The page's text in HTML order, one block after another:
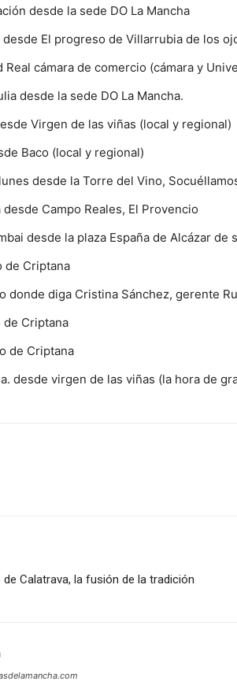
desde la sede DO La Mancha
El progreso de Villarrubia de los
cámara de comercio (cámara y
desde la sede DO La Mancha.
Virgen de las viñas (local y regional)
Baco (local y regional)
desde la Torre del Vino,
Campo Reales, El Provencio
desde la plaza España de Alcázar de
de Criptana
donde diga Cristina Sánchez, gerente
de Criptana
de Criptana
desde virgen de las viñas (la hora de
Calatrava, la fusión de la tradición